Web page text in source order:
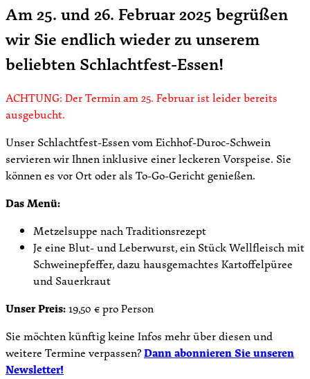
Am 25. und 26. Februar 2025 begrüßen
wir Sie endlich wieder zu unserem
beliebten Schlachtfest-Essen!
ACHTUNG: Der Termin am 25. Februar ist leider bereits
ausgebucht.
Unser Schlachtfest-Essen vom Eichhof-Duroc-Schwein
servieren wir Ihnen inklusive einer leckeren Vorspeise. Sie
können es vor Ort oder als To-Go-Gericht genießen.
Das Menü:
Metzelsuppe nach Traditionsrezept
Je eine Blut- und Leberwurst, ein Stück Wellfleisch mit
Schweinepfeffer, dazu hausgemachtes Kartoffelpüree
und Sauerkraut
Unser Preis:19,50 € pro Person
Sie möchten künftig keine Infos mehr über diesen und
weitere Termine verpassen?Dann abonnieren Sie unseren
Newsletter!